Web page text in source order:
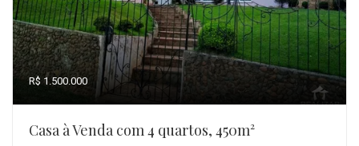
R$ 1.500.000
Casa à Venda com 4 quartos, 450m²